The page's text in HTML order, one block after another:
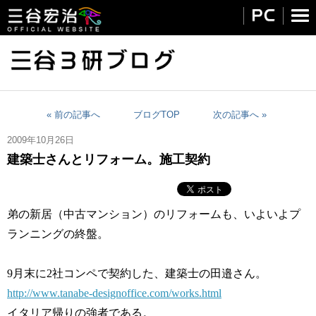
« 前の記事へ ブログTOP 次の記事へ »
2009年10月26日
建築士さんとリフォーム。施工契約
弟の新居（中古マンション）のリフォームも、いよいよプ
ランニングの終盤。
9月末に2社コンペで契約した、建築士の田邉さん。
http://www.tanabe-designoffice.com/works.html
イタリア帰りの強者である。